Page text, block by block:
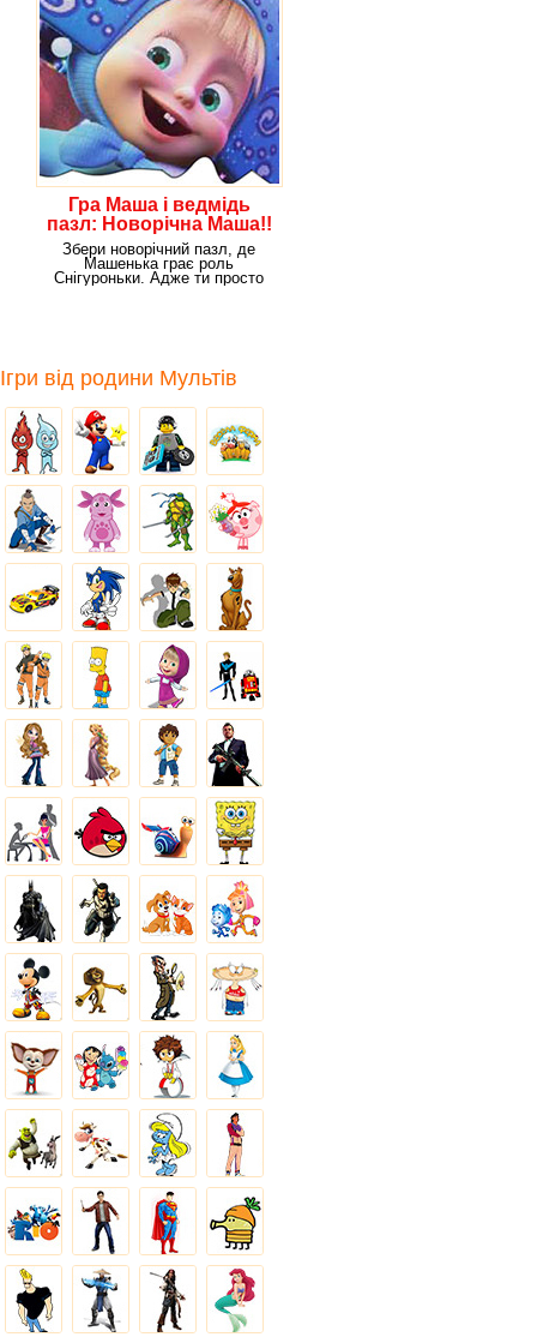
Гра Маша і ведмідь
пазл: Новорічна Маша!!
Збери новорічний пазл, де
Машенька грає роль
Снігуроньки. Адже ти просто
Ігри від родини Мультів